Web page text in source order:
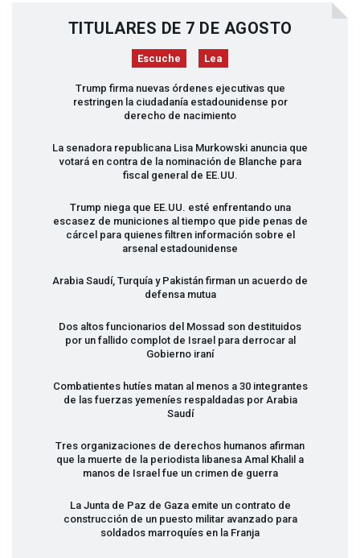
TITULARES DE 7 DE AGOSTO
Escuche Lea
Trump firma nuevas órdenes ejecutivas que
restringen la ciudadanía estadounidense por
derecho de nacimiento
La senadora republicana Lisa Murkowski anuncia que
votará en contra de la nominación de Blanche para
fiscal general de EE.UU.
Trump niega que EE.UU. esté enfrentando una
escasez de municiones al tiempo que pide penas de
cárcel para quienes filtren información sobre el
arsenal estadounidense
Arabia Saudí, Turquía y Pakistán firman un acuerdo de
defensa mutua
Dos altos funcionarios del Mossad son destituidos
por un fallido complot de Israel para derrocar al
Gobierno iraní
Combatientes hutíes matan al menos a 30 integrantes
de las fuerzas yemeníes respaldadas por Arabia
Saudí
Tres organizaciones de derechos humanos afirman
que la muerte de la periodista libanesa Amal Khalil a
manos de Israel fue un crimen de guerra
La Junta de Paz de Gaza emite un contrato de
construcción de un puesto militar avanzado para
soldados marroquíes en la Franja